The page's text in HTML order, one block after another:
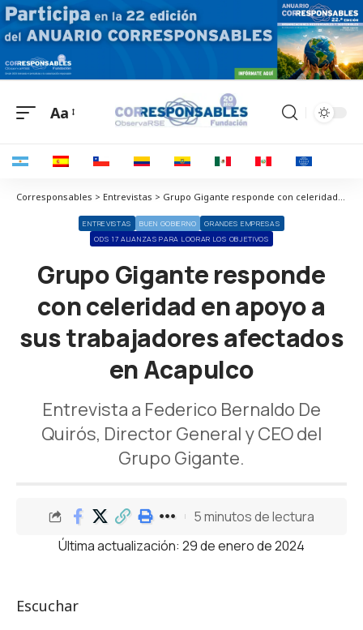
Aa
Corresponsables > Entrevistas > Grupo Gigante responde con celeridad en apoyo a sus trabajadores afectados en Acapulco
ENTREVISTAS BUEN GOBIERNO
GRANDES EMPRESAS
ODS 17 ALIANZAS PARA LOGRAR LOS OBJETIVOS
Grupo Gigante responde
con celeridad en apoyo a
sus trabajadores afectados
en Acapulco
Entrevista a Federico Bernaldo De
Quirós, Director General y CEO del
Grupo Gigante.
Última actualización: 29 de enero de 2024
5 minutos de lectura
Escuchar